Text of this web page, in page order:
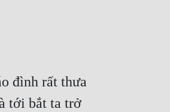
đình rất thưa
tới bắt ta trở